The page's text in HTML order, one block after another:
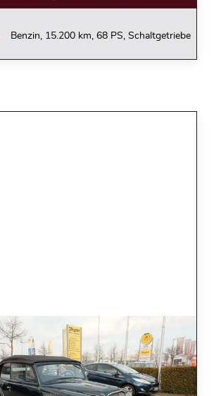
Benzin, 15.200 km, 68 PS, Schaltgetriebe